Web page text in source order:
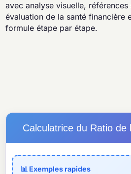
avec analyse visuelle, références
évaluation de la santé financière
formule étape par étape.
Calculatrice du Ratio de
📊 Exemples rapides